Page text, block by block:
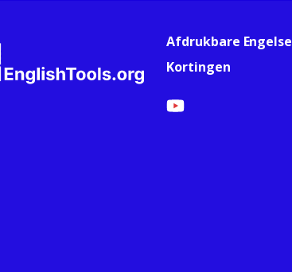
Afdrukbare
Kortingen